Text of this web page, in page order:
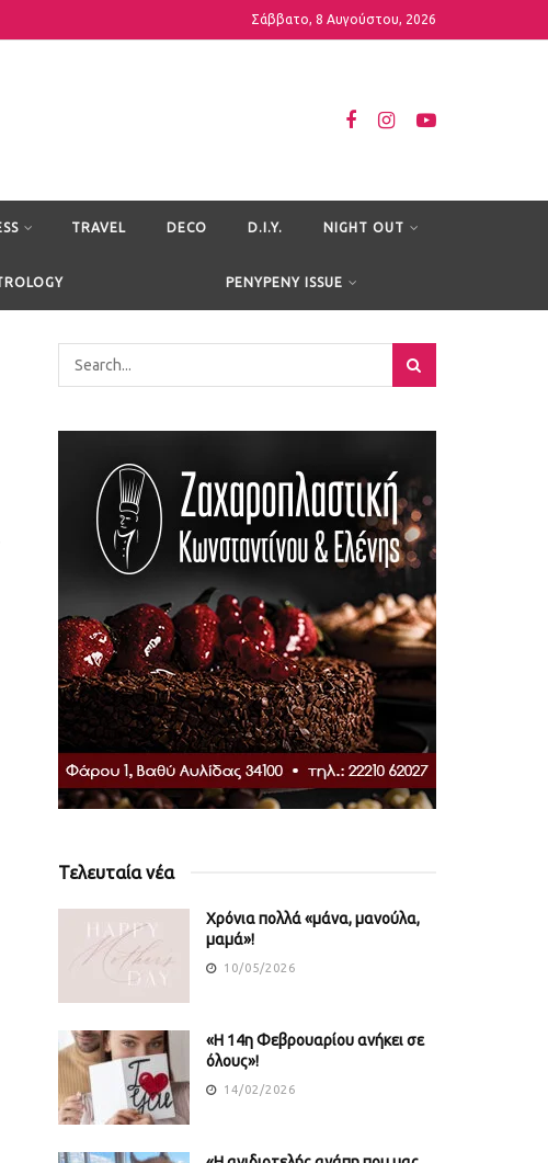
Σάββατο, 8 Αυγούστου, 2026
TRAVEL DECO D.I.Y. NIGHT OUT
PENYPENY ISSUE
Τελευταία νέα
Χρόνια πολλά «μάνα, μανούλα,
μαμά»!
10/05/2026
«Η 14η Φεβρουαρίου ανήκει σε
όλους»!
14/02/2026